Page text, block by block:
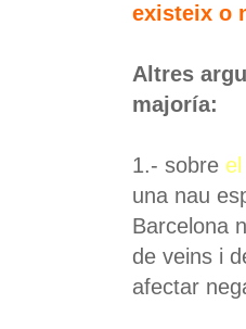
existeix o
Altres
majoría:
1.- sobre
una nau
Barcelona
de veins i
afectar